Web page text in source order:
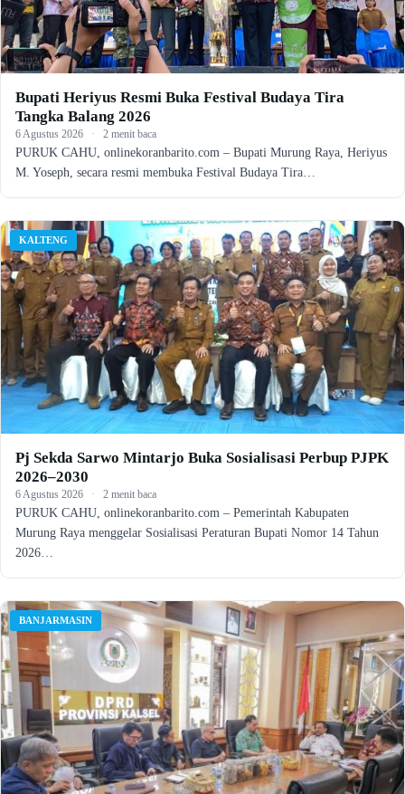
Bupati Heriyus Resmi Buka Festival Budaya Tira
Tangka Balang 2026
6 Agustus 2026 · 2 menit baca
PURUK CAHU, onlinekoranbarito.com – Bupati Murung Raya, Heriyus
M. Yoseph, secara resmi membuka Festival Budaya Tira…
KALTENG
Pj Sekda Sarwo Mintarjo Buka Sosialisasi Perbup PJPK
2026–2030
6 Agustus 2026 · 2 menit baca
PURUK CAHU, onlinekoranbarito.com – Pemerintah Kabupaten
Murung Raya menggelar Sosialisasi Peraturan Bupati Nomor 14 Tahun
2026…
BANJARMASIN